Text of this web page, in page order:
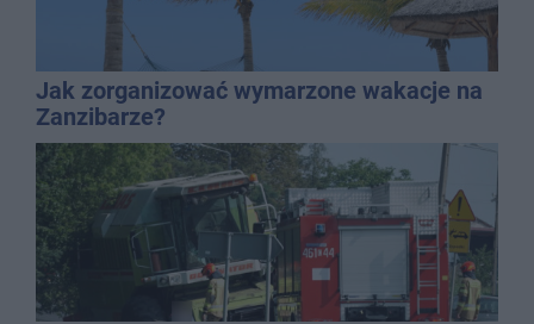
Jak zorganizować wymarzone wakacje na
Zanzibarze?